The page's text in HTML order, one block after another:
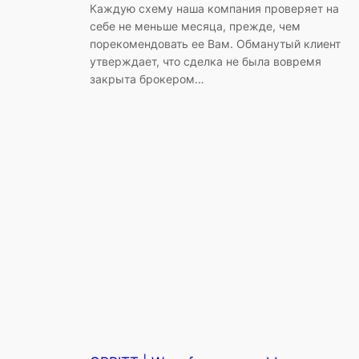
Каждую схему наша компания проверяет на
себе не меньше месяца, прежде, чем
порекомендовать ее Вам. Обманутый клиент
утверждает, что сделка не была вовремя
закрыта брокером…